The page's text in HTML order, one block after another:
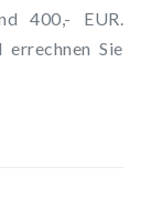
400,- EUR.
errechnen Sie